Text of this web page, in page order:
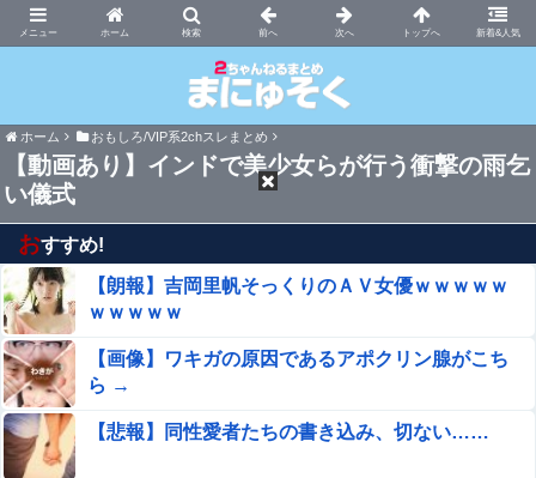
ホーム 新着&人気
まにゅそく 2chまとめニュース速報VIP
ホーム おもしろ/VIP系2chスレまとめ
【動画あり】インドで美少女らが行う衝撃の雨乞
い儀式
おすすめ!
【朗報】吉岡里帆そっくりのＡＶ女優ｗｗｗｗｗ
ｗｗｗｗｗ
【画像】ワキガの原因であるアポクリン腺がこち
ら →
【悲報】同性愛者たちの書き込み、切ない……